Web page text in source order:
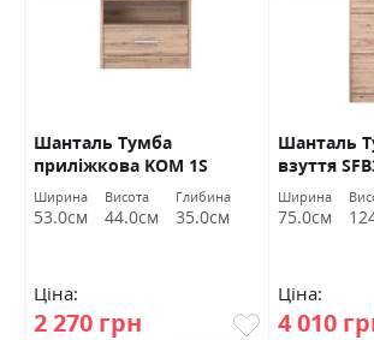
Шанталь Тумба
приліжкова KOM 1S
Гербор
Ширина
53.0см
Висота
44.0см
Глибина
35.0см
Ціна:
2 270 грн
Шанталь
взуття
Ширина
75.0см
Ціна:
4 010